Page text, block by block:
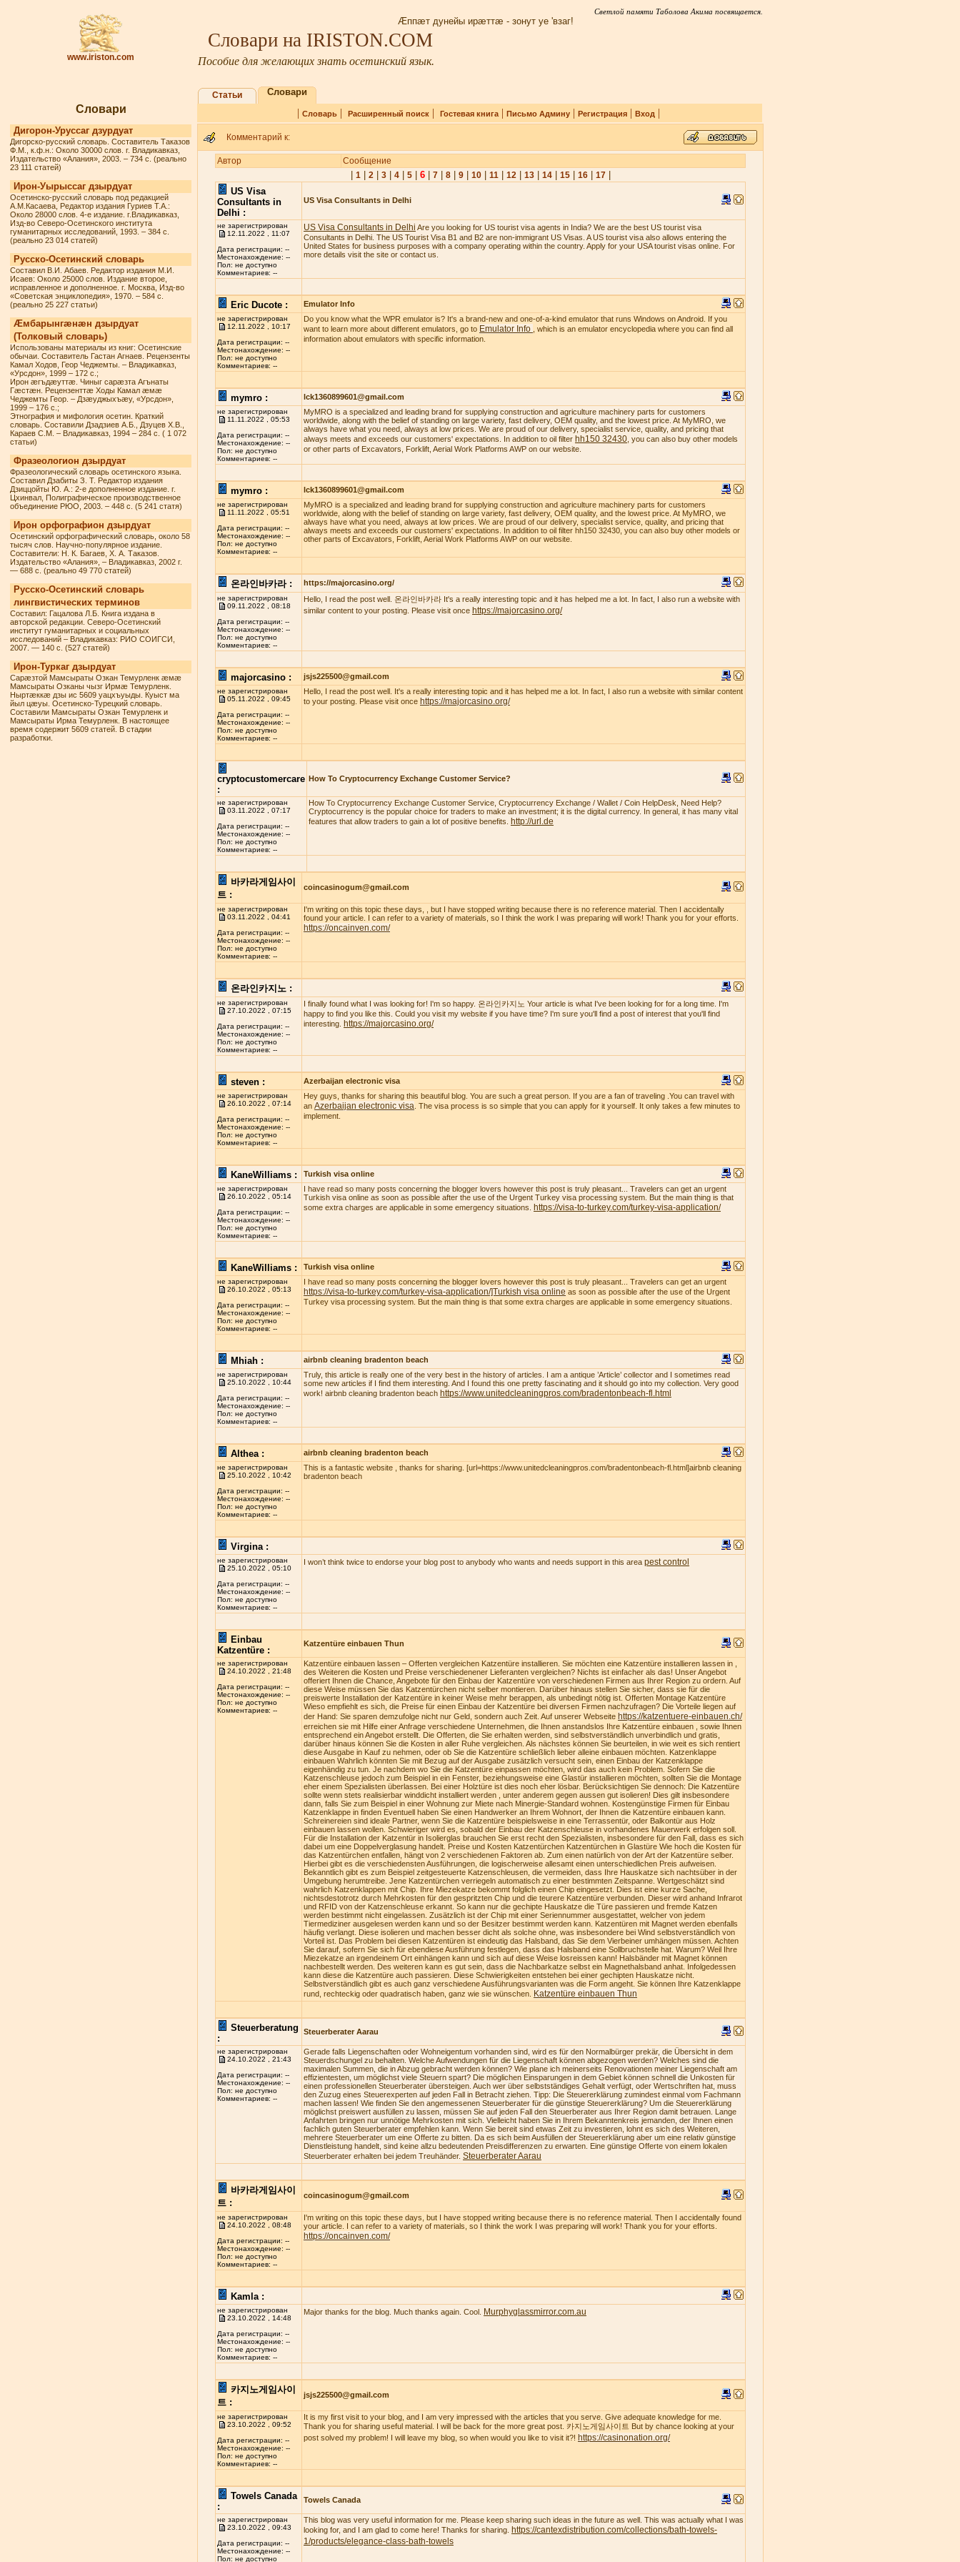
www.iriston.com
Светлой памяти Таболова Акима посвящается.
Æппæт дунейы ирæттæ - зонут уе 'взаг!
Словари на IRISTON.COM
Пособие для желающих знать осетинский язык.
Словари
Дигорон-Уруссаг дзурдуат
Дигорско-русский словарь. Составитель Таказов
Ф.М., к.ф.н.: Около 30000 слов. г. Владикавказ,
Издательство «Алания», 2003. – 734 с. (реально
23 111 статей)
Ирон-Уырыссаг дзырдуат
Осетинско-русский словарь под редакцией
А.М.Касаева, Редактор издания Гуриев Т.А.:
Около 28000 слов. 4-е издание. г.Владикавказ,
Изд-во Северо-Осетинского института
гуманитарных исследований, 1993. – 384 с.
(реально 23 014 статей)
Русско-Осетинский словарь
Составил В.И. Абаев. Редактор издания М.И.
Исаев: Около 25000 слов. Издание второе,
исправленное и дополненное. г. Москва, Изд-во
«Советская энциклопедия», 1970. – 584 с.
(реально 25 227 статьи)
Æмбарынгæнæн дзырдуат
(Толковый словарь)
Использованы материалы из книг: Осетинские
обычаи. Составитель Гастан Агнаев. Рецензенты
Камал Ходов, Геор Чеджемты. – Владикавказ,
«Урсдон», 1999 – 172 с.;
Ирон æгъдæуттæ. Чиныг сарæзта Агънаты
Гæстæн. Рецензенттæ Ходы Камал æмæ
Чеджемты Геор. – Дзæуджыхъæу, «Урсдон»,
1999 – 176 с.;
Этнография и мифология осетин. Краткий
словарь. Составили Дзадзиев А.Б., Дзуцев Х.В.,
Караев С.М. – Владикавказ, 1994 – 284 с. ( 1 072
статьи)
Фразеологион дзырдуат
Фразеологический словарь осетинского языка.
Составил Дзабиты З. Т. Редактор издания
Дзиццойты Ю. А.: 2-е дополненное издание. г.
Цхинвал, Полиграфическое производственное
объединение РЮО, 2003. – 448 с. (5 241 статя)
Ирон орфографион дзырдуат
Осетинский орфографический словарь, около 58
тысяч слов. Научно-популярное издание.
Составители: Н. К. Багаев, Х. А. Таказов.
Издательство «Алания», – Владикавказ, 2002 г.
— 688 с. (реально 49 770 статей)
Русско-Осетинский словарь
лингвистических терминов
Составил: Гацалова Л.Б. Книга издана в
авторской редакции. Северо-Осетинский
институт гуманитарных и социальных
исследований – Владикавказ: РИО СОИГСИ,
2007. — 140 с. (527 статей)
Ирон-Туркаг дзырдуат
Сарæзтой Мамсыраты Озкан Темурленк æмæ
Мамсыраты Озканы чызг Ирмæ Темурленк.
Ныртæккæ дзы ис 5609 уацхъуыды. Куыст ма
йыл цæуы. Осетинско-Турецкий словарь.
Составили Мамсыраты Озкан Темурленк и
Мамсыраты Ирма Темурленк. В настоящее
время содержит 5609 статей. В стадии
разработки.
Статьи Словари
| Словарь| Расширенный поиск| Гостевая книга| Письмо Админу| Регистрация| Вход |
Комментарий к:
Автор Сообщение
1| 2| 3| 4| 5| 6| 7| 8| 9| 10| 11| 12| 13| 14| 15| 16| 17|
US Visa
Consultants in
Delhi :
US Visa Consultants in Delhi
не зарегистрирован
12.11.2022 , 11:07
Дата регистрации: --
Местонахождение: --
Пол: не доступно
Комментариев: --
US Visa Consultants in Delhi Are you looking for US tourist visa agents in India? We are the best US tourist visa
Consultants in Delhi. The US Tourist Visa B1 and B2 are non-immigrant US Visas. A US tourist visa also allows entering the
United States for business purposes with a company operating within the country. Apply for your USA tourist visas online. For
more details visit the site or contact us.
Eric Ducote : Emulator Info
не зарегистрирован
12.11.2022 , 10:17
Дата регистрации: --
Местонахождение: --
Пол: не доступно
Комментариев: --
Do you know what the WPR emulator is? It's a brand-new and one-of-a-kind emulator that runs Windows on Android. If you
want to learn more about different emulators, go to Emulator Info
, which is an emulator encyclopedia where you can find all
information about emulators with specific information.
mymro : lck1360899601@gmail.com
не зарегистрирован
11.11.2022 , 05:53
Дата регистрации: --
Местонахождение: --
Пол: не доступно
Комментариев: --
MyMRO is a specialized and leading brand for supplying construction and agriculture machinery parts for customers
worldwide, along with the belief of standing on large variety, fast delivery, OEM quality, and the lowest price. At MyMRO, we
always have what you need, always at low prices. We are proud of our delivery, specialist service, quality, and pricing that
always meets and exceeds our customers' expectations. In addition to oil filter hh150 32430 , you can also buy other models
or other parts of Excavators, Forklift, Aerial Work Platforms AWP on our website.
mymro : lck1360899601@gmail.com
не зарегистрирован
11.11.2022 , 05:51
Дата регистрации: --
Местонахождение: --
Пол: не доступно
Комментариев: --
MyMRO is a specialized and leading brand for supplying construction and agriculture machinery parts for customers
worldwide, along with the belief of standing on large variety, fast delivery, OEM quality, and the lowest price. At MyMRO, we
always have what you need, always at low prices. We are proud of our delivery, specialist service, quality, and pricing that
always meets and exceeds our customers' expectations. In addition to oil filter hh150 32430, you can also buy other models or
other parts of Excavators, Forklift, Aerial Work Platforms AWP on our website.
온라인바카라 : https://majorcasino.org/
не зарегистрирован
09.11.2022 , 08:18
Дата регистрации: --
Местонахождение: --
Пол: не доступно
Комментариев: --
Hello, I read the post well. 온라인바카라 It's a really interesting topic and it has helped me a lot. In fact, I also run a website with
similar content to your posting. Please visit once https://majorcasino.org/
majorcasino : jsjs225500@gmail.com
не зарегистрирован
05.11.2022 , 09:45
Дата регистрации: --
Местонахождение: --
Пол: не доступно
Комментариев: --
Hello, I read the post well. It's a really interesting topic and it has helped me a lot. In fact, I also run a website with similar content
to your posting. Please visit once https://majorcasino.org/
cryptocustomercare
:
How To Cryptocurrency Exchange Customer Service?
не зарегистрирован
03.11.2022 , 07:17
Дата регистрации: --
Местонахождение: --
Пол: не доступно
Комментариев: --
How To Cryptocurrency Exchange Customer Service, Cryptocurrency Exchange / Wallet / Coin HelpDesk, Need Help?
Cryptocurrency is the popular choice for traders to make an investment; it is the digital currency. In general, it has many vital
features that allow traders to gain a lot of positive benefits.
http://url.de
바카라게임사이
트 :
coincasinogum@gmail.com
не зарегистрирован
03.11.2022 , 04:41
Дата регистрации: --
Местонахождение: --
Пол: не доступно
Комментариев: --
I'm writing on this topic these days, , but I have stopped writing because there is no reference material. Then I accidentally
found your article. I can refer to a variety of materials, so I think the work I was preparing will work! Thank you for your efforts.
https://oncainven.com/
온라인카지노 :
не зарегистрирован
27.10.2022 , 07:15
Дата регистрации: --
Местонахождение: --
Пол: не доступно
Комментариев: --
I finally found what I was looking for! I'm so happy. 온라인카지노 Your article is what I've been looking for for a long time. I'm
happy to find you like this. Could you visit my website if you have time? I'm sure you'll find a post of interest that you'll find
interesting.
https://majorcasino.org/
steven : Azerbaijan electronic visa
не зарегистрирован
26.10.2022 , 07:14
Дата регистрации: --
Местонахождение: --
Пол: не доступно
Комментариев: --
Hey guys, thanks for sharing this beautiful blog. You are such a great person. If you are a fan of traveling .You can travel with
an Azerbaijan electronic visa . The visa process is so simple that you can apply for it yourself. It only takes a few minutes to
implement.
KaneWilliams : Turkish visa online
не зарегистрирован
26.10.2022 , 05:14
Дата регистрации: --
Местонахождение: --
Пол: не доступно
Комментариев: --
I have read so many posts concerning the blogger lovers however this post is truly pleasant... Travelers can get an urgent
Turkish visa online as soon as possible after the use of the Urgent Turkey visa processing system. But the main thing is that
some extra charges are applicable in some emergency situations.
https://visa-to-turkey.com/turkey-visa-application/
KaneWilliams : Turkish visa online
не зарегистрирован
26.10.2022 , 05:13
Дата регистрации: --
Местонахождение: --
Пол: не доступно
Комментариев: --
I have read so many posts concerning the blogger lovers however this post is truly pleasant... Travelers can get an urgent
https://visa-to-turkey.com/turkey-visa-application/]Turkish visa online as soon as possible after the use of the Urgent
Turkey visa processing system. But the main thing is that some extra charges are applicable in some emergency situations.
Mhiah : airbnb cleaning bradenton beach
не зарегистрирован
25.10.2022 , 10:44
Дата регистрации: --
Местонахождение: --
Пол: не доступно
Комментариев: --
Truly, this article is really one of the very best in the history of articles. I am a antique ’Article’ collector and I sometimes read
some new articles if I find them interesting. And I found this one pretty fascinating and it should go into my collection. Very good
work! airbnb cleaning bradenton beach https://www.unitedcleaningpros.com/bradentonbeach-fl.html
Althea : airbnb cleaning bradenton beach
не зарегистрирован
25.10.2022 , 10:42
Дата регистрации: --
Местонахождение: --
Пол: не доступно
Комментариев: --
This is a fantastic website , thanks for sharing. [url=https://www.unitedcleaningpros.com/bradentonbeach-fl.html]airbnb cleaning
bradenton beach
Virgina :
не зарегистрирован
25.10.2022 , 05:10
Дата регистрации: --
Местонахождение: --
Пол: не доступно
Комментариев: --
I won’t think twice to endorse your blog post to anybody who wants and needs support in this area pest control
Einbau
Katzentüre :
Katzentüre einbauen Thun
не зарегистрирован
24.10.2022 , 21:48
Дата регистрации: --
Местонахождение: --
Пол: не доступно
Комментариев: --
Katzentüre einbauen lassen – Offerten vergleichen Katzentüre installieren. Sie möchten eine Katzentüre installieren lassen in ,
des Weiteren die Kosten und Preise verschiedenener Lieferanten vergleichen? Nichts ist einfacher als das! Unser Angebot
offeriert Ihnen die Chance, Angebote für den Einbau der Katzentüre von verschiedenen Firmen aus Ihrer Region zu ordern. Auf
diese Weise müssen Sie das Katzentürchen nicht selber montieren. Darüber hinaus stellen Sie sicher, dass sie für die
preiswerte Installation der Katzentüre in keiner Weise mehr berappen, als unbedingt nötig ist. Offerten Montage Katzentüre
Wieso empfiehlt es sich, die Preise für einen Einbau der Katzentüre bei diversen Firmen nachzufragen? Die Vorteile liegen auf
der Hand: Sie sparen demzufolge nicht nur Geld, sondern auch Zeit. Auf unserer Webseite https://katzentuere-einbauen.ch/
erreichen sie mit Hilfe einer Anfrage verschiedene Unternehmen, die Ihnen anstandslos Ihre Katzentüre einbauen , sowie Ihnen
entsprechend ein Angebot erstellt. Die Offerten, die Sie erhalten werden, sind selbstverständlich unverbindlich und gratis,
darüber hinaus können Sie die Kosten in aller Ruhe vergleichen. Als nächstes können Sie beurteilen, in wie weit es sich rentiert
diese Ausgabe in Kauf zu nehmen, oder ob Sie die Katzentüre schließlich lieber alleine einbauen möchten. Katzenklappe
einbauen Wahrlich könnten Sie mit Bezug auf der Ausgabe zusätzlich versucht sein, einen Einbau der Katzenklappe
eigenhändig zu tun. Je nachdem wo Sie die Katzentüre einpassen möchten, wird das auch kein Problem. Sofern Sie die
Katzenschleuse jedoch zum Beispiel in ein Fenster, beziehungsweise eine Glastür installieren möchten, sollten Sie die Montage
eher einem Spezialisten überlassen. Bei einer Holztüre ist dies noch eher lösbar. Berücksichtigen Sie dennoch: Die Katzentüre
sollte wenn stets realisierbar winddicht installiert werden , unter anderem gegen aussen gut isolieren! Dies gilt insbesondere
dann, falls Sie zum Beispiel in einer Wohnung zur Miete nach Minergie-Standard wohnen. Kostengünstige Firmen für Einbau
Katzenklappe in finden Eventuell haben Sie einen Handwerker an Ihrem Wohnort, der Ihnen die Katzentüre einbauen kann.
Schreinereien sind ideale Partner, wenn Sie die Katzentüre beispielsweise in eine Terrassentür, oder Balkontür aus Holz
einbauen lassen wollen. Schwieriger wird es, sobald der Einbau der Katzenschleuse in vorhandenes Mauerwerk erfolgen soll.
Für die Installation der Katzentür in Isolierglas brauchen Sie erst recht den Spezialisten, insbesondere für den Fall, dass es sich
dabei um eine Doppelverglasung handelt. Preise und Kosten Katzentürchen Katzentürchen in Glastüre Wie hoch die Kosten für
das Katzentürchen entfallen, hängt von 2 verschiedenen Faktoren ab. Zum einen natürlich von der Art der Katzentüre selber.
Hierbei gibt es die verschiedensten Ausführungen, die logischerweise allesamt einen unterschiedlichen Preis aufweisen.
Bekanntlich gibt es zum Beispiel zeitgesteuerte Katzenschleusen, die vermeiden, dass Ihre Hauskatze sich nachtsüber in der
Umgebung herumtreibe. Jene Katzentürchen verriegeln automatisch zu einer bestimmten Zeitspanne. Wertgeschätzt sind
wahrlich Katzenklappen mit Chip. Ihre Miezekatze bekommt folglich einen Chip eingesetzt. Dies ist eine kurze Sache,
nichtsdestotrotz durch Mehrkosten für den gespritzten Chip und die teurere Katzentüre verbunden. Dieser wird anhand Infrarot
und RFID von der Katzenschleuse erkannt. So kann nur die gechipte Hauskatze die Türe passieren und fremde Katzen
werden bestimmt nicht eingelassen. Zusätzlich ist der Chip mit einer Seriennummer ausgestattet, welcher von jedem
Tiermediziner ausgelesen werden kann und so der Besitzer bestimmt werden kann. Katzentüren mit Magnet werden ebenfalls
häufig verlangt. Diese isolieren und machen besser dicht als solche ohne, was insbesondere bei Wind selbstverständlich von
Vorteil ist. Das Problem bei diesen Katzentüren ist eindeutig das Halsband, das Sie dem Vierbeiner umhängen müssen. Achten
Sie darauf, sofern Sie sich für ebendiese Ausführung festlegen, dass das Halsband eine Sollbruchstelle hat. Warum? Weil Ihre
Miezekatze an irgendeinem Ort einhängen kann und sich auf diese Weise losreissen kann! Halsbänder mit Magnet können
nachbestellt werden. Des weiteren kann es gut sein, dass die Nachbarkatze selbst ein Magnethalsband anhat. Infolgedessen
kann diese die Katzentüre auch passieren. Diese Schwierigkeiten entstehen bei einer gechipten Hauskatze nicht.
Selbstverständlich gibt es auch ganz verschiedene Ausführungsvarianten was die Form angeht. Sie können Ihre Katzenklappe
rund, rechteckig oder quadratisch haben, ganz wie sie wünschen.
Katzentüre einbauen Thun
Steuerberatung
:
Steuerberater Aarau
не зарегистрирован
24.10.2022 , 21:43
Дата регистрации: --
Местонахождение: --
Пол: не доступно
Комментариев: --
Gerade falls Liegenschaften oder Wohneigentum vorhanden sind, wird es für den Normalbürger prekär, die Übersicht in dem
Steuerdschungel zu behalten. Welche Aufwendungen für die Liegenschaft können abgezogen werden? Welches sind die
maximalen Summen, die in Abzug gebracht werden können? Wie plane ich meinerseits Renovationen meiner Liegenschaft am
effizientesten, um möglichst viele Steuern spart? Die möglichen Einsparungen in dem Gebiet können schnell die Unkosten für
einen professionellen Steuerberater übersteigen. Auch wer über selbstständiges Gehalt verfügt, oder Wertschriften hat, muss
den Zuzug eines Steuerexperten auf jeden Fall in Betracht ziehen. Tipp: Die Steuererklärung zumindest einmal vom Fachmann
machen lassen! Wie finden Sie den angemessenen Steuerberater für die günstige Steuererklärung? Um die Steuererklärung
möglichst preiswert ausfüllen zu lassen, müssen Sie auf jeden Fall den Steuerberater aus Ihrer Region damit betrauen. Lange
Anfahrten bringen nur unnötige Mehrkosten mit sich. Vielleicht haben Sie in Ihrem Bekanntenkreis jemanden, der Ihnen einen
fachlich guten Steuerberater empfehlen kann. Wenn Sie bereit sind etwas Zeit zu investieren, lohnt es sich des Weiteren,
mehrere Steuerberater um eine Offerte zu bitten. Da es sich beim Ausfüllen der Steuererklärung aber um eine relativ günstige
Dienstleistung handelt, sind keine allzu bedeutenden Preisdifferenzen zu erwarten. Eine günstige Offerte von einem lokalen
Steuerberater erhalten bei jedem Treuhänder. Steuerberater Aarau
바카라게임사이
트 :
coincasinogum@gmail.com
не зарегистрирован
24.10.2022 , 08:48
Дата регистрации: --
Местонахождение: --
Пол: не доступно
Комментариев: --
I'm writing on this topic these days, but I have stopped writing because there is no reference material. Then I accidentally found
your article. I can refer to a variety of materials, so I think the work I was preparing will work! Thank you for your efforts.
https://oncainven.com/
Kamla :
не зарегистрирован
23.10.2022 , 14:48
Дата регистрации: --
Местонахождение: --
Пол: не доступно
Комментариев: --
Major thanks for the blog. Much thanks again. Cool. Murphyglassmirror.com.au
카지노게임사이
트 :
jsjs225500@gmail.com
не зарегистрирован
23.10.2022 , 09:52
Дата регистрации: --
Местонахождение: --
Пол: не доступно
Комментариев: --
It is my first visit to your blog, and I am very impressed with the articles that you serve. Give adequate knowledge for me.
Thank you for sharing useful material. I will be back for the more great post. 카지노게임사이트 But by chance looking at your
post solved my problem! I will leave my blog, so when would you like to visit it?! https://casinonation.org/
Towels Canada
:
Towels Canada
не зарегистрирован
23.10.2022 , 09:43
Дата регистрации: --
Местонахождение: --
Пол: не доступно
This blog was very useful information for me. Please keep sharing such ideas in the future as well. This was actually what I was
looking for, and I am glad to come here! Thanks for sharing.
https://cantexdistribution.com/collections/bath-towels-
1/products/elegance-class-bath-towels